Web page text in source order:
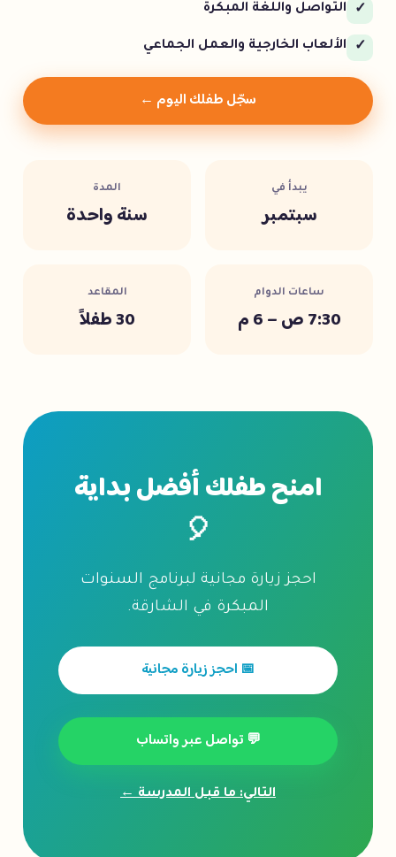
✓ التواصل واللغة المبكرة
✓ الألعاب الخارجية والعمل الجماعي
سجّل طفلك اليوم ←
يبدأ في
سبتمبر
المدة
سنة واحدة
ساعات الدوام
7:30 ص – 6 م
المقاعد
30 طفلاً
امنح طفلك أفضل بداية
🎈
احجز زيارة مجانية لبرنامج السنوات
المبكرة في الشارقة.
📅 احجز زيارة مجانية
💬 تواصل عبر واتساب
التالي: ما قبل المدرسة ←